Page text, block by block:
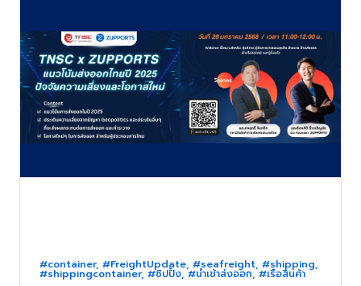
#container, #FreightUpdate, #seafreight, #shipping,
#shippingcontainer, #ชิปปิ้ง,#นำเข้าส่งออก,#เรือสินค้า